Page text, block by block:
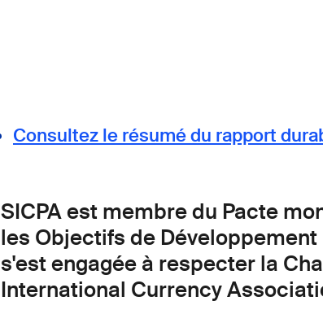
Consultez le résumé du rapport
SICPA est membre du Pacte
les Objectifs de Développement
s'est engagée à respecter la
International Currency